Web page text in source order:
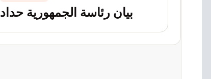
بيان رئاسة الجمهورية حداد